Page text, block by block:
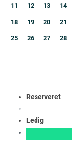
11 12 13 14
18 19 20 21
25 26 27 28
Reserveret
Ledig